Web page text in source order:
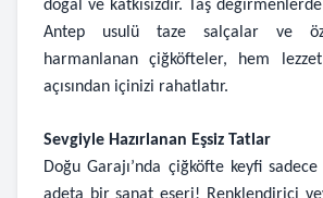
doğal ve katkısızdır. Taş
Antep usulü taze salçalar ve
harmanlanan çiğköfteler, hem
açısından içinizi rahatlatır.
Sevgiyle Hazırlanan Eşsiz Tatlar
Doğu Garajı’nda çiğköfte keyfi